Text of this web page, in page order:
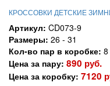
КРОССОВКИ ДЕТСКИЕ
Артикул: CD073-9
Размеры: 26 - 31
Кол-во пар в коробке: 8
Цена за пару: 890 руб.
Цена за коробку: 7120